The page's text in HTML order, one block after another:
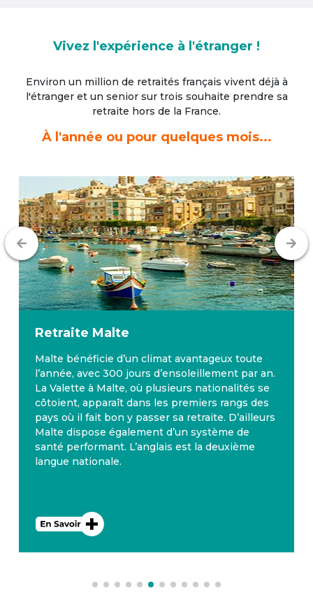
Vivez l'expérience à l'étranger !
Environ un million de retraités français vivent déjà à
l'étrangeret un senior sur trois souhaite prendre sa
retraite hors de la France.
À l'année ou pour quelques mois...
Retraite Malte
Malte bénéficie d’un climat avantageux toute
l’année, avec 300 jours d’ensoleillement par an.
La Valette à Malte, où plusieurs nationalités se
côtoient, apparaît dans les premiers rangs des
pays où il fait bon y passer sa retraite. D’ailleurs
Malte dispose également d’un système de
santé performant. L’anglais est la deuxième
langue nationale.